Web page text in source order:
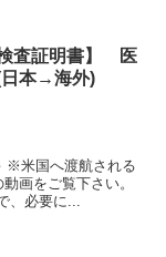
検査証明書】 医
日本→海外)
※米国へ渡航される
画をご覧下さい。
、必要に...